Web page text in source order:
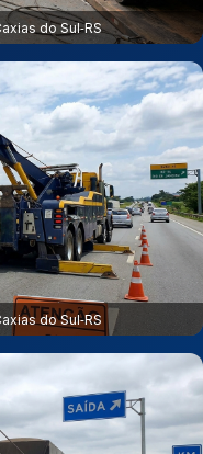
do Sul‑RS
do Sul‑RS